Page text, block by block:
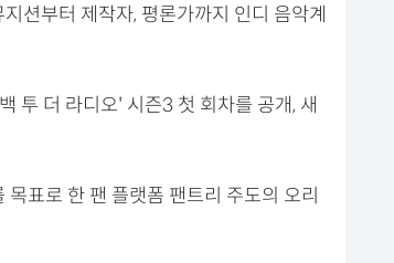
션부터 제작자, 평론가까지 인디 음악계
투 더 라디오' 시즌3 첫 회차를 공개, 새
표로 한 팬 플랫폼 팬트리 주도의 오리